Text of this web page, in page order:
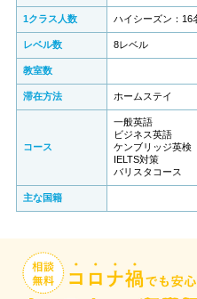
1クラス人数 ハイシーズン：16
レベル数 8レベル
教室数
滞在方法 ホームステイ
コース
一般英語
ビジネス英語
ケンブリッジ英検
IELTS対策
バリスタコース
主な国籍